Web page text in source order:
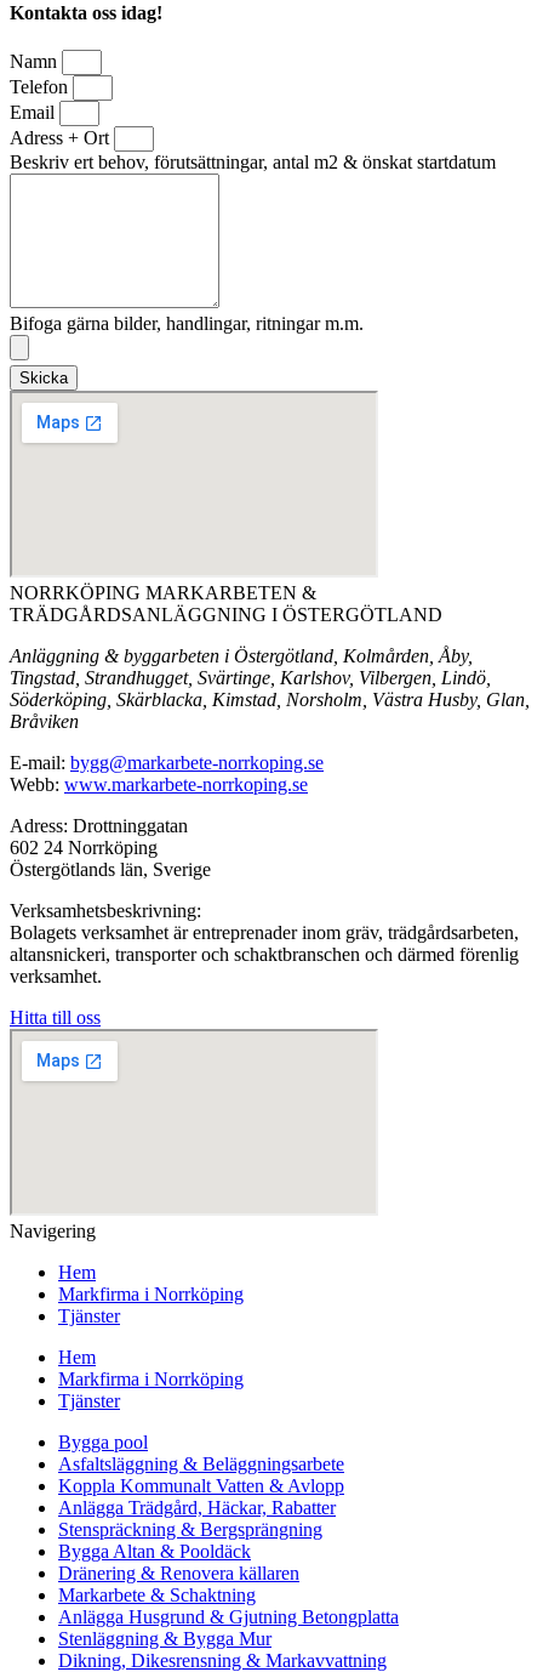
Kontakta oss idag!
Namn
Telefon
Email
Adress + Ort
Beskriv ert behov, förutsättningar, antal m2 & önskat startdatum
Bifoga gärna bilder, handlingar, ritningar m.m.
Skicka
NORRKÖPING MARKARBETEN &
TRÄDGÅRDSANLÄGGNING I ÖSTERGÖTLAND
Anläggning & byggarbeten i Östergötland, Kolmården, Åby,
Tingstad, Strandhugget, Svärtinge, Karlshov, Vilbergen, Lindö,
Söderköping, Skärblacka, Kimstad, Norsholm, Västra Husby, Glan,
Bråviken
E-mail: bygg@markarbete-norrkoping.se
Webb: www.markarbete-norrkoping.se
Adress: Drottninggatan
602 24 Norrköping
Östergötlands län, Sverige
Verksamhetsbeskrivning:
Bolagets verksamhet är entreprenader inom gräv, trädgårdsarbeten,
altansnickeri, transporter och schaktbranschen och därmed förenlig
verksamhet.
Hitta till oss
Navigering
Hem
Markfirma i Norrköping
Tjänster
Hem
Markfirma i Norrköping
Tjänster
Bygga pool
Asfaltsläggning & Beläggningsarbete
Koppla Kommunalt Vatten & Avlopp
Anlägga Trädgård, Häckar, Rabatter
Stenspräckning & Bergsprängning
Bygga Altan & Pooldäck
Dränering & Renovera källaren
Markarbete & Schaktning
Anlägga Husgrund & Gjutning Betongplatta
Stenläggning & Bygga Mur
Dikning, Dikesrensning & Markavvattning